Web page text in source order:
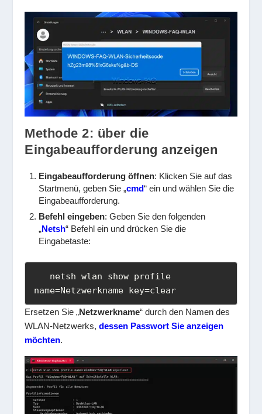
Methode 2: über die
Eingabeaufforderung anzeigen
Eingabeaufforderung öffnen: Klicken Sie auf das
Startmenü, geben Sie „cmd“ ein und wählen Sie die
Eingabeaufforderung.
Befehl eingeben: Geben Sie den folgenden
„Netsh“ Befehl ein und drücken Sie die
Eingabetaste:
name=Netzwerkname key=clear
Ersetzen Sie „Netzwerkname“ durch den Namen des
WLAN-Netzwerks,dessen Passwort Sie anzeigen
möchten.